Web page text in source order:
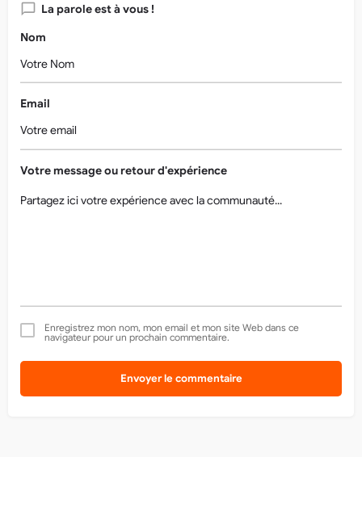
La parole est à vous !
Nom
Email
Votre message ou retour d'expérience
Enregistrez mon nom, mon email et mon site Web dans ce
navigateur pour un prochain commentaire.
Envoyer le commentaire